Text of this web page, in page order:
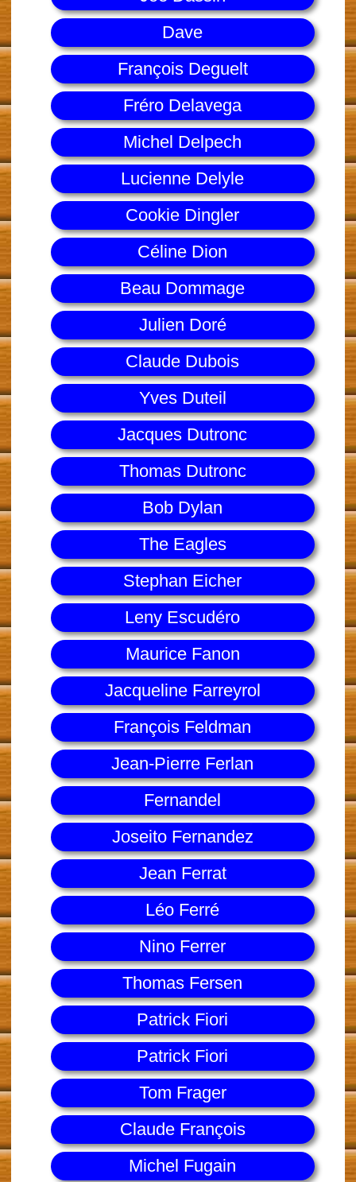
Dave
François Deguelt
Fréro Delavega
Michel Delpech
Lucienne Delyle
Cookie Dingler
Céline Dion
Beau Dommage
Julien Doré
Claude Dubois
Yves Duteil
Jacques Dutronc
Thomas Dutronc
Bob Dylan
The Eagles
Stephan Eicher
Leny Escudéro
Maurice Fanon
Jacqueline Farreyrol
François Feldman
Jean-Pierre Ferlan
Fernandel
Joseito Fernandez
Jean Ferrat
Léo Ferré
Nino Ferrer
Thomas Fersen
Patrick Fiori
Patrick Fiori
Tom Frager
Claude François
Michel Fugain